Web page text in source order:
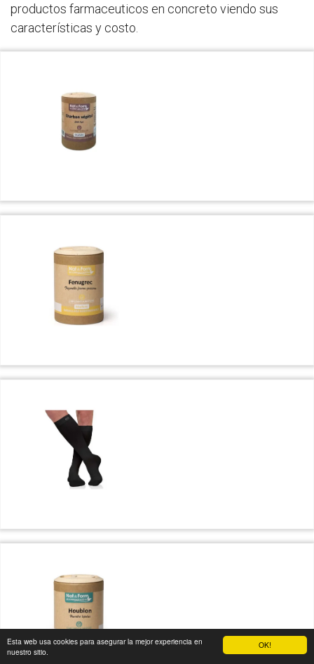
OK!
Esta web usa cookies para asegurar la mejor experiencia en
nuestro sitio.
productos farmaceuticos en concreto viendo sus
características y costo.